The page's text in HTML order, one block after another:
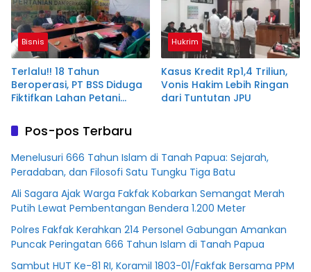
Bisnis
Terlalu!! 18 Tahun
Beroperasi, PT BSS Diduga
Fiktifkan Lahan Petani
Hukrim
Kasus Kredit Rp1,4 Triliun,
Vonis Hakim Lebih Ringan
dari Tuntutan JPU
Pos-pos Terbaru
Menelusuri 666 Tahun Islam di Tanah Papua: Sejarah,
Peradaban, dan Filosofi Satu Tungku Tiga Batu
Ali Sagara Ajak Warga Fakfak Kobarkan Semangat Merah
Putih Lewat Pembentangan Bendera 1.200 Meter
Polres Fakfak Kerahkan 214 Personel Gabungan Amankan
Puncak Peringatan 666 Tahun Islam di Tanah Papua
Sambut HUT Ke-81 RI, Koramil 1803-01/Fakfak Bersama PPM